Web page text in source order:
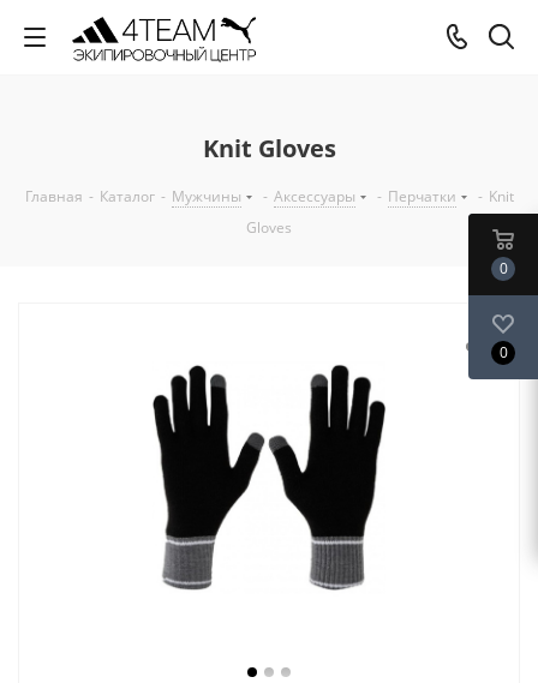
Knit Gloves
Главная - Каталог - Мужчины - Аксессуары - Перчатки - Knit
Gloves
0
0